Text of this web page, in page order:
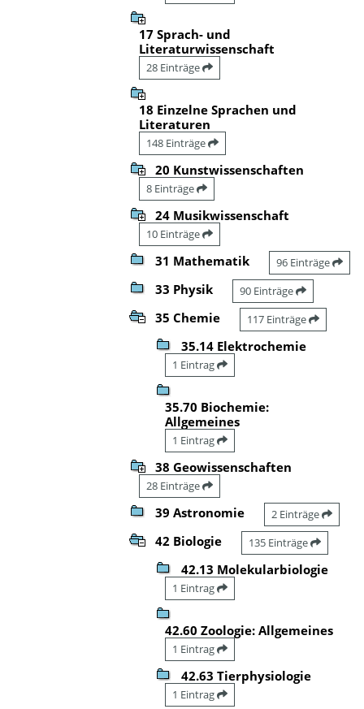
17 Sprach- und
Literaturwissenschaft
28 Einträge
18 Einzelne Sprachen und
Literaturen
148 Einträge
20 Kunstwissenschaften
8 Einträge
24 Musikwissenschaft
10 Einträge
31 Mathematik 96 Einträge
33 Physik 90 Einträge
35 Chemie 117 Einträge
35.14 Elektrochemie
1 Eintrag
35.70 Biochemie:
Allgemeines
1 Eintrag
38 Geowissenschaften
28 Einträge
39 Astronomie 2 Einträge
42 Biologie 135 Einträge
42.13 Molekularbiologie
1 Eintrag
42.60 Zoologie: Allgemeines
1 Eintrag
42.63 Tierphysiologie
1 Eintrag